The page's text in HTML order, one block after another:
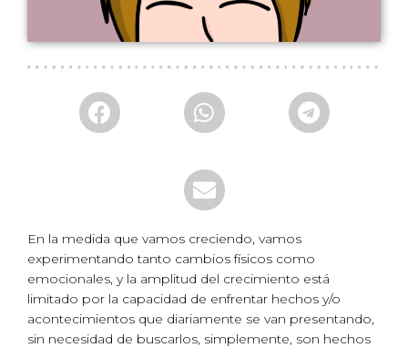
En la medida que vamos creciendo, vamos
experimentando tanto cambios físicos como
emocionales, y la amplitud del crecimiento está
limitado por la capacidad de enfrentar hechos y/o
acontecimientos que diariamente se van presentando,
sin necesidad de buscarlos, simplemente, son hechos